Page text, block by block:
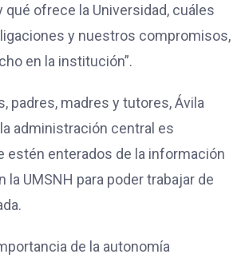
ofrece la Universidad, cuáles
y nuestros compromisos,
en la institución”.
padres, madres y tutores, Ávila
administración central es
estén enterados de la información
la UMSNH para poder trabajar de
de la autonomía